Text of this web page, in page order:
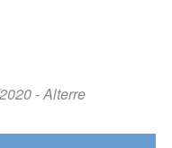
- Alterre